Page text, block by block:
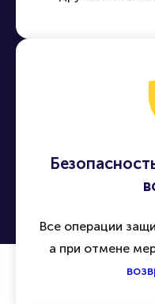
Все операции
а при отмене